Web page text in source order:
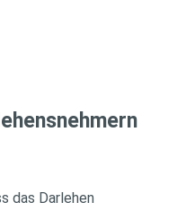
das Darlehen